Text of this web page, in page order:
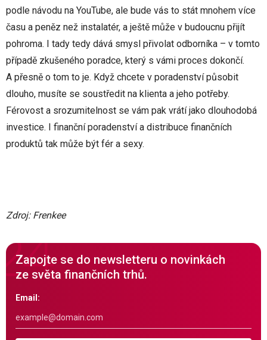
podle návodu na YouTube, ale bude vás to stát mnohem více
času a peněz než instalatér, a ještě může v budoucnu přijít
pohroma. I tady tedy dává smysl přivolat odborníka – v tomto
případě zkušeného poradce, který s vámi proces dokončí.
A přesně o tom to je. Když chcete v poradenství působit
dlouho, musíte se soustředit na klienta a jeho potřeby.
Férovost a srozumitelnost se vám pak vrátí jako dlouhodobá
investice. I finanční poradenství a distribuce finančních
produktů tak může být fér a sexy.
Zdroj: Frenkee
Zapojte se do newsletteru o novinkách
ze světa finančních trhů.
Email: